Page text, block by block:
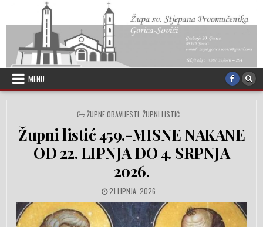
Skip to content
MENU
POSTED IN
ŽUPNE OBAVIJESTI, ŽUPNI LISTIĆ
Župni listić 459.-MISNE NAKANE
OD 22. LIPNJA DO 4. SRPNJA
2026.
PUBLISHED DATE:
21 LIPNJA, 2026